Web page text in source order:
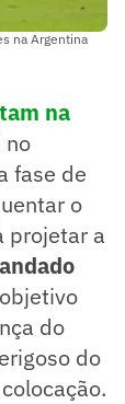
na Argentina
na
no
fase de
o
projetar a
do
do